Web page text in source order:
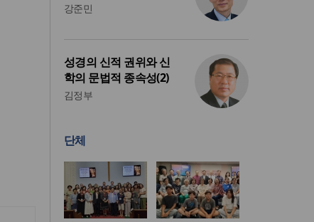
강준민
성경의 신적 권위와 신
학의 문법적 종속성(2)
김정부
단체